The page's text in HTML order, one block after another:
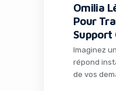
Omilia
Pour
Support
Imaginez
répond
de vos